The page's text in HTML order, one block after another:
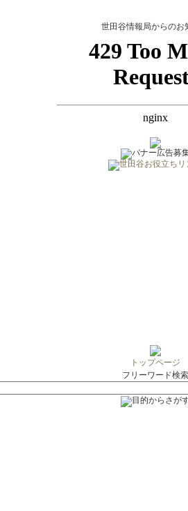
世田谷情報局からのお
トップページ
フリーワード検索